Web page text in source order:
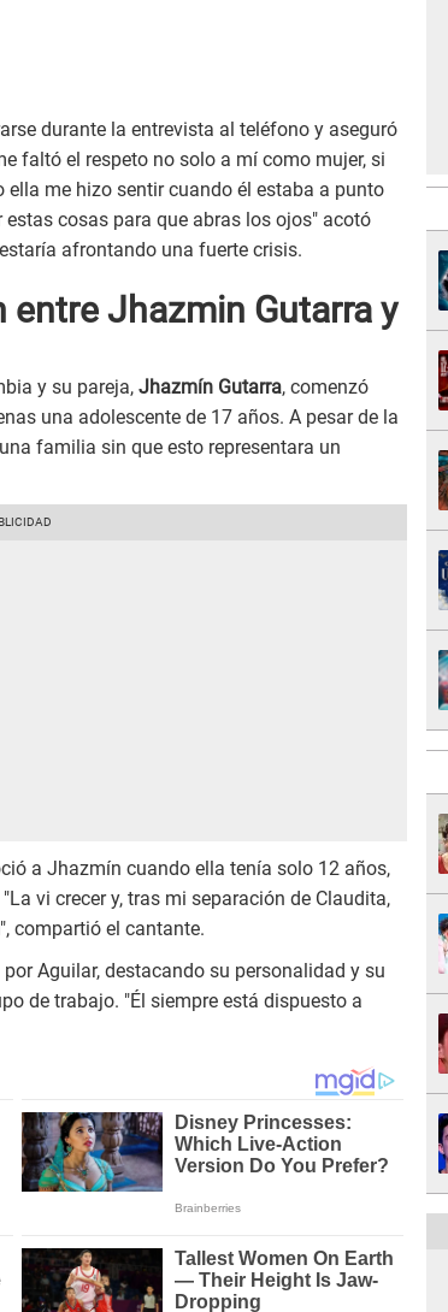
durante la entrevista al teléfono y aseguró
faltó el respeto no solo a mí como mujer, si
me hizo sentir cuando él estaba a punto
estas cosas para que abras los ojos" acotó
afrontando una fuerte crisis.
Jhazmin Gutarra y
y su pareja, Jhazmín Gutarra, comenzó
una adolescente de 17 años. A pesar de la
familia sin que esto representara un
a Jhazmín cuando ella tenía solo 12 años,
vi crecer y, tras mi separación de Claudita,
compartió el cantante.
Aguilar, destacando su personalidad y su
de trabajo. "Él siempre está dispuesto a